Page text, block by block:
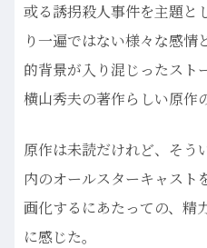
或る誘拐殺人事件を主題と
り一遍ではない様々な感
的背景が入り混じったスト
横山秀夫の著作らしい原作
原作は未読だけれど、そう
内のオールスターキャスト
画化するにあたっての、精
に感じた。